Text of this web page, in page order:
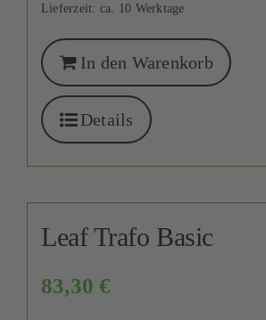
Lieferzeit: ca. 10 Werktage
In den Warenkorb
Details
Leaf Trafo Basic
83,30€